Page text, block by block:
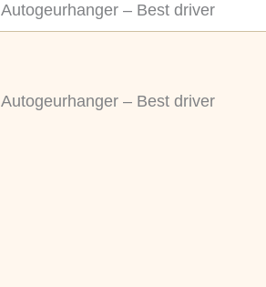
Autogeurhanger – Best driver
Autogeurhanger – Best driver